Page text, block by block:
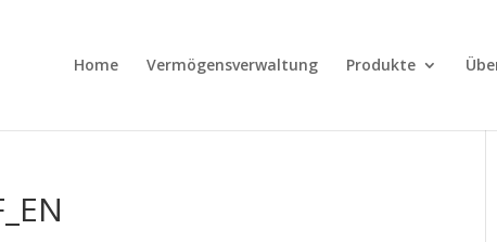
Home Vermögensverwaltung Produkte